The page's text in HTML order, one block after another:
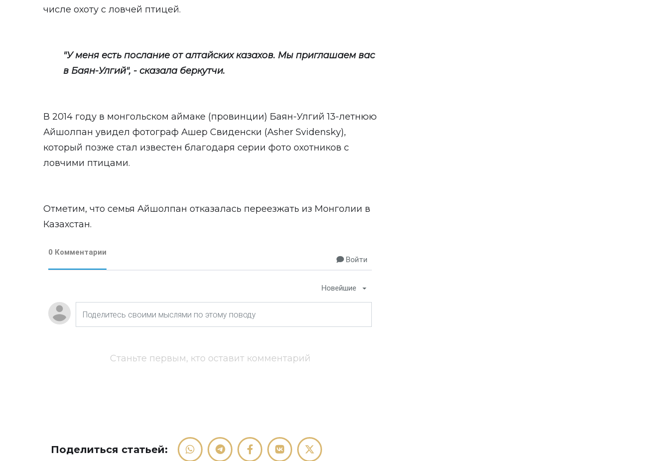
числе охоту с ловчей птицей.
"У меня есть послание от алтайских казахов. Мы приглашаем вас
в Баян-Улгий", - сказала беркутчи.
В 2014 году в монгольском аймаке (провинции) Баян-Улгий 13-летнюю
Айшолпан увидел фотограф Ашер Свиденски (Asher Svidensky),
который позже стал известен благодаря серии фото охотников с
ловчими птицами.
Отметим, что семья Айшолпан отказалась переезжать из Монголии в
Казахстан.
0 Комментарии
Войти
Новейшие
Станьте первым, кто оставит комментарий
Поделиться статьей: